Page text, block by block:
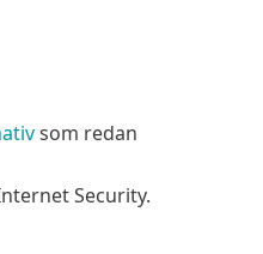
som redan
Security.